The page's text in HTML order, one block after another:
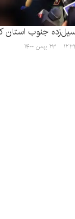
جنوب استان
- ۲۳ بهمن ۱۴۰۰